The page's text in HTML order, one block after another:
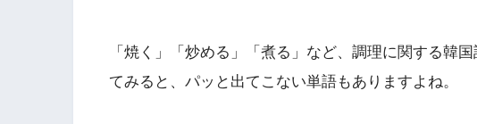
「焼く」「炒める」「煮る」など、調理に関する韓
てみると、パッと出てこない単語もありますよね。